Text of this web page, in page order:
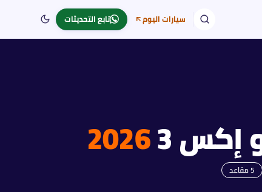
سيارات اليوم تابع التحديثات
إكس 3 2026
5مقاعد